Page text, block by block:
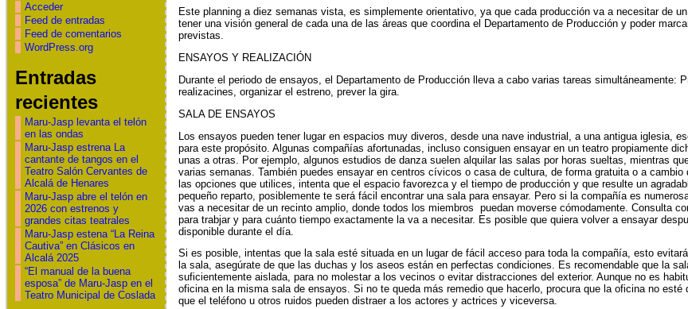
Acceder
Feed de entradas
Feed de comentarios
WordPress.org
Entradas
recientes
Maru-Jasp levanta el telón
en las ondas
Maru-Jasp estrena La
cantante de tangos en el
Teatro Salón Cervantes de
Alcalá de Henares
Maru-Jasp abre el telón en
2026 con estrenos y
grandes citas teatrales
Maru-Jasp estena “La Reina
Cautiva” en Clásicos en
Alcalá 2025
“El manual de la buena
esposa” de Maru-Jasp en el
Teatro Municipal de Coslada
Este planning a diez semanas vista, es simplemente orientativo, ya que cada producción va a necesitar de
tener una visión general de cada una de las áreas que coordina el Departamento de Producción y poder
previstas.
ENSAYOS Y REALIZACIÓN
Durante el periodo de ensayos, el Departamento de Producción lleva a cabo varias tareas simultáneamente:
realizacines, organizar el estreno, prever la gira.
SALA DE ENSAYOS
Los ensayos pueden tener lugar en espacios muy diveros, desde una nave industrial, a una antigua iglesia,
para este propósito. Algunas compañías afortunadas, incluso consiguen ensayar en un teatro propiamente
unas a otras. Por ejemplo, algunos estudios de danza suelen alquilar las salas por horas sueltas, mientras
varias semanas. También puedes ensayar en centros cívicos o casa de cultura, de forma gratuita o a cambio
las opciones que utilices, intenta que el espacio favorezca y el tiempo de producción y que resulte un
pequeño reparto, posiblemente te será fácil encontrar una sala para ensayar. Pero si la compañía es
vas a necesitar de un recinto amplio, donde todos los miembros puedan moverse cómodamente. Consulta
para trabjar y para cuánto tiempo exactamente la va a necesitar. Es posible que quiera volver a ensayar
disponible durante el día.
Si es posible, intentas que la sala esté situada en un lugar de fácil acceso para toda la compañía, esto
la sala, asegúrate de que las duchas y los aseos están en perfectas condiciones. Es recomendable que la
suficientemente aislada, para no molestar a los vecinos o evitar distracciones del exterior. Aunque no es
oficina en la misma sala de ensayos. Si no te queda más remedio que hacerlo, procura que la oficina no
que el teléfono u otros ruidos pueden distraer a los actores y actrices y viceversa.